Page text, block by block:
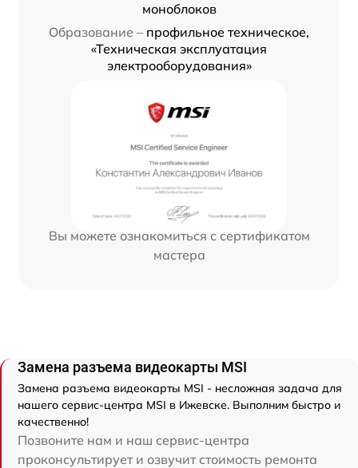
моноблоков
Образование – профильное техническое,
«Техническая эксплуатация
электрооборудования»
Вы можете ознакомиться с сертификатом
мастера
Замена разъема видеокарты MSI
Замена разъема видеокарты MSI - несложная задача для
нашего сервис-центра MSI в Ижевске. Выполним быстро и
качественно!
Позвоните нам и наш сервис-центра
проконсультирует и озвучит стоимость ремонта